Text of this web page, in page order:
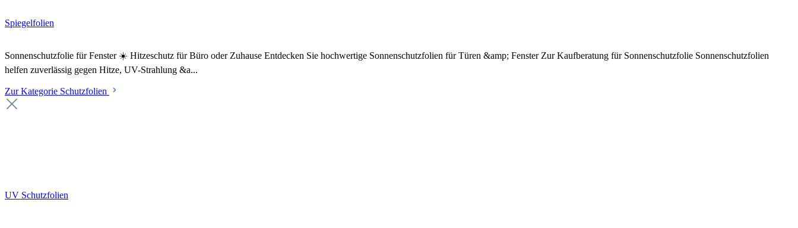
Spiegelfolien
Sonnenschutzfolie für Fenster ☀️ Hitzeschutz für Büro oder Zuhause Entdecken Sie hochwertige Sonnenschutzfolien für Türen &amp; Fenster Zur Kaufberatung für Sonnenschutzfolie Sonnenschutzfolien
helfen zuverlässig gegen Hitze, UV-Strahlung &a...
Zur Kategorie Schutzfolien
UV Schutzfolien